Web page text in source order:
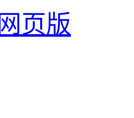
网页版